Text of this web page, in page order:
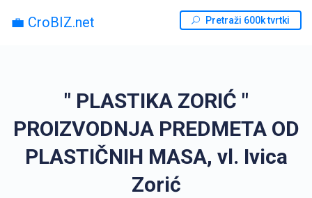
💼 CroBIZ.net Pretraži 600k tvrtki
" PLASTIKA ZORIĆ "
PROIZVODNJA PREDMETA OD
PLASTIČNIH MASA, vl. Ivica
Zorić